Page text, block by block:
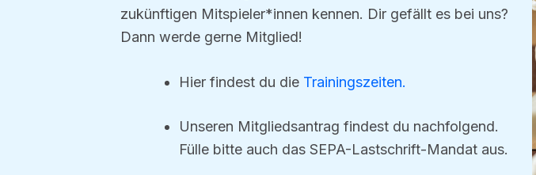
zukünftigen Mitspieler*innen kennen. Dir gefällt es bei uns?
Dann werde gerne Mitglied!
Hier findest du die Trainingszeiten.
Unseren Mitgliedsantrag findest du nachfolgend.
Fülle bitte auch das SEPA-Lastschrift-Mandat aus.